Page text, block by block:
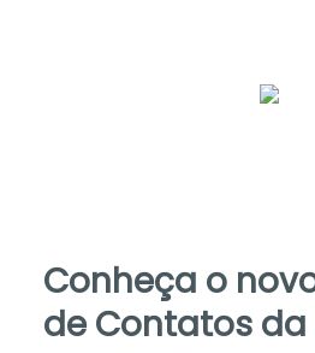
Conheça o
de Contatos da